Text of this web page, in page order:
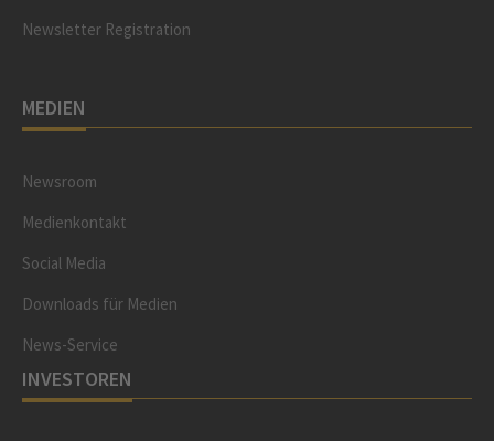
Newsletter Registration
MEDIEN
Newsroom
Medienkontakt
Social Media
Downloads für Medien
News-Service
INVESTOREN